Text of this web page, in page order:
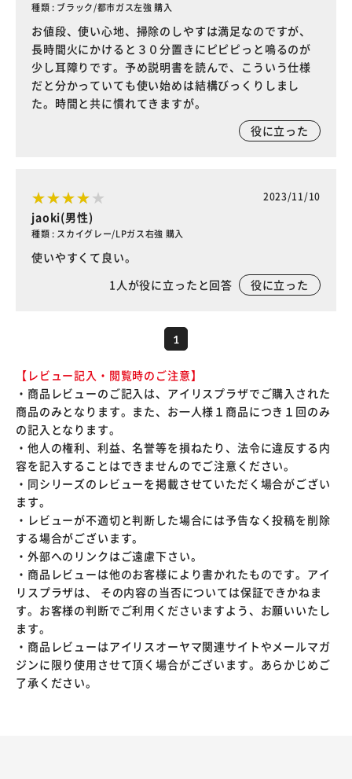
種類 : ブラック/都市ガス左強 購入
お値段、使い心地、掃除のしやすは満足なのですが、
長時間火にかけると３０分置きにピピピっと鳴るのが
少し耳障りです。予め説明書を読んで、こういう仕様
だと分かっていても使い始めは結構びっくりしまし
た。時間と共に慣れてきますが。
役に立った
2023/11/10
jaoki(男性)
種類 : スカイグレー/LPガス右強 購入
使いやすくて良い。
1人が役に立ったと回答 役に立った
1
【レビュー記入・閲覧時のご注意】
・商品レビューのご記入は、アイリスプラザでご購入された
商品のみとなります。また、お一人様１商品につき１回のみ
の記入となります。
・他人の権利、利益、名誉等を損ねたり、法令に違反する内
容を記入することはできませんのでご注意ください。
・同シリーズのレビューを掲載させていただく場合がござい
ます。
・レビューが不適切と判断した場合には予告なく投稿を削除
する場合がございます。
・外部へのリンクはご遠慮下さい。
・商品レビューは他のお客様により書かれたものです。アイ
リスプラザは、 その内容の当否については保証できかねま
す。お客様の判断でご利用くださいますよう、お願いいたし
ます。
・商品レビューはアイリスオーヤマ関連サイトやメールマガ
ジンに限り使用させて頂く場合がございます。あらかじめご
了承ください。